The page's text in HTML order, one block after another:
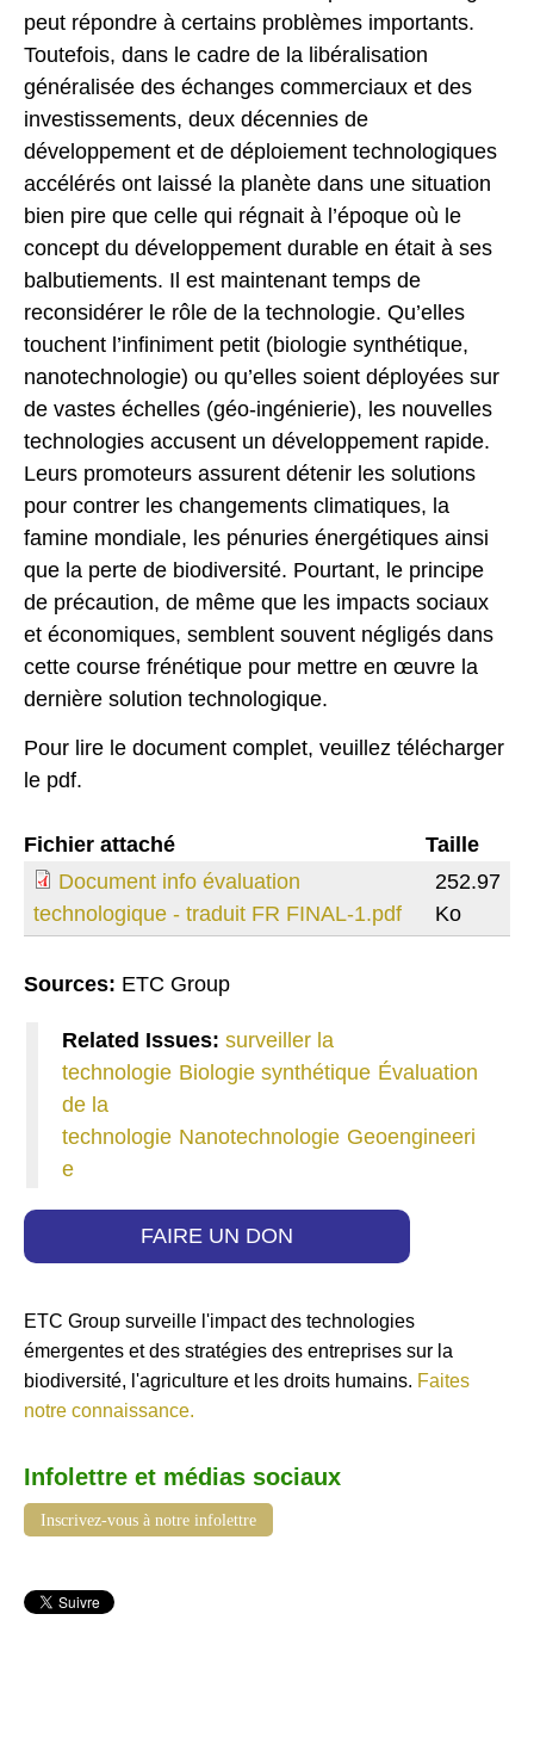
peut répondre à certains problèmes importants.
Toutefois, dans le cadre de la libéralisation
généralisée des échanges commerciaux et des
investissements, deux décennies de
développement et de déploiement technologiques
accélérés ont laissé la planète dans une situation
bien pire que celle qui régnait à l’époque où le
concept du développement durable en était à ses
balbutiements. Il est maintenant temps de
reconsidérer le rôle de la technologie. Qu’elles
touchent l’infiniment petit (biologie synthétique,
nanotechnologie) ou qu’elles soient déployées sur
de vastes échelles (géo-ingénierie), les nouvelles
technologies accusent un développement rapide.
Leurs promoteurs assurent détenir les solutions
pour contrer les changements climatiques, la
famine mondiale, les pénuries énergétiques ainsi
que la perte de biodiversité. Pourtant, le principe
de précaution, de même que les impacts sociaux
et économiques, semblent souvent négligés dans
cette course frénétique pour mettre en œuvre la
dernière solution technologique.
Pour lire le document complet, veuillez télécharger
le pdf.
Fichier attaché
Taille
Document info évaluation
technologique - traduit FR FINAL-1.pdf
252.97
Ko
Sources: ETC Group
Related Issues: surveiller la
technologie Biologie synthétique Évaluation
de la
technologie Nanotechnologie Geoengineeri
e
FAIRE UN DON
ETC Group surveille l'impact des technologies
émergentes et des stratégies des entreprises sur la
biodiversité, l'agriculture et les droits humains. Faites
notre connaissance.
Infolettre et médias sociaux
Inscrivez-vous à notre infolettre